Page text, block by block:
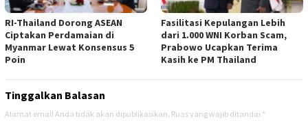
RI-Thailand Dorong ASEAN
Ciptakan Perdamaian di
Myanmar Lewat Konsensus 5
Poin
Fasilitasi Kepulangan Lebih
dari 1.000 WNI Korban Scam,
Prabowo Ucapkan Terima
Kasih ke PM Thailand
Tinggalkan Balasan
Alamat email Anda tidak akan dipublikasikan. Ruas yang wajib ditandai *